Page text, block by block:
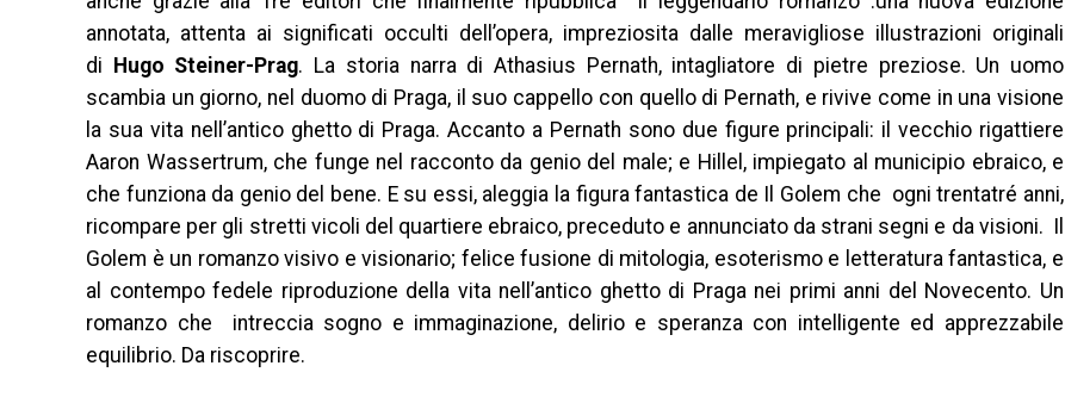
annotata, attenta ai significati occulti dell’opera, impreziosita dalle meravigliose illustrazioni originali
di
Hugo Steiner-Prag. La storia narra di Athasius Pernath, intagliatore di pietre preziose. Un uomo
scambia un giorno, nel duomo di Praga, il suo cappello con quello di Pernath, e rivive come in una visione
la sua vita nell’antico ghetto di Praga. Accanto a Pernath sono due figure principali: il vecchio rigattiere
Aaron Wassertrum, che funge nel racconto da genio del male; e Hillel, impiegato al municipio ebraico, e
che funziona da genio del bene. E su essi, aleggia la figura fantastica de Il Golem che ogni trentatré anni,
ricompare per gli stretti vicoli del quartiere ebraico, preceduto e annunciato da strani segni e da visioni. Il
Golem è un romanzo visivo e visionario; felice fusione di mitologia, esoterismo e letteratura fantastica, e
al contempo fedele riproduzione della vita nell’antico ghetto di Praga nei primi anni del Novecento. Un
romanzo che intreccia sogno e immaginazione, delirio e speranza con intelligente ed apprezzabile
equilibrio. Da riscoprire.